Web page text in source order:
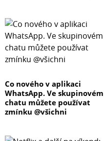
Co nového v aplikaci
WhatsApp. Ve skupinovém
chatu můžete používat
zmínku @všichni